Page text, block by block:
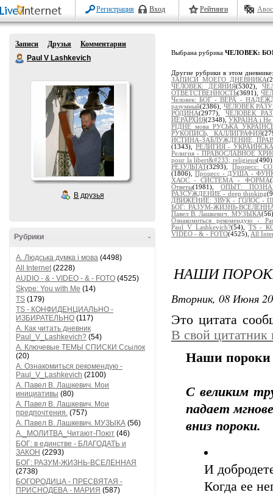
Регистрация Вход Рейтинги
Записи Друзья
Комментарии
Paul V Lashkevich
В друзья
-
Рубрики
A. Людська думка і мова (4498)
All Internet(2228)
AUDIO - & - VIDEO - & - FOTO (4525)
Skype: You with Me (14)
TS (179)
TS - КОНФИДЕНЦИАЛЬНО -
ИЗБИРАТЕЛЬНО (117)
А. Как читать дневник
Paul_V_Lashkevich? (54)
А. Ключевые ТЕМЫ СПИСКИ Ссылок
(20)
А. Ознакомиться рекомендую -
Paul_V_Lashkevich (2100)
А. Павел В. Лашкевич. Мои
инициативы (80)
А. Павел В. Лашкевич. Мои
предпочтения. (757)
А. Павел В. Лашкевич. МУЗЫКА (56)
А._МОЛИТВА_Читают-Поют (46)
БОГ: в единстве - БЛАГОДАТЬ и
ЗАКОН (2293)
БОГ: РАЗУМ-ЖИЗНЬ-ВСЕЛЕННАЯ
(2738)
БОГОРОДИЦА - ПРЕСВЯТАЯ -
ПРИСНОДЕВА - МАРИЯ (587)
Выбрана рубрика ЧЕЛОВЕК:
Другие рубрики в этом
ЗАПИСИ МОЕГО ДНЕВНИКА
ЧЕЛОВЕК: ДЕЯНИЯ(5302),
ОТВЕТСТВЕННОСТЬ(3691),
Человек: БОГ - ВЕРА -
разумный(2386), ЧЕЛОВЕК
РОДИНА(2977), ЧЕЛОВЕК
ИЕРАРХИЯ(2348), УКРАЇНА і Не
РІДНЕ мова РУСЬКА
РУКОПИСЬ, КАЛЛИГРАФИЯ
ИСТИНА-ЗАБЛУЖДЕНИЕ,
(1343), РЕЛИГИЯ -
Религия - ПРАВОСЛАВНОЕ
pour la libert&#233; religieus
РЕЗУЛЬТАТ(3293), Процесс:
(1806), Процесс - ДУША -
ХАОС - СИСТЕМА - ФОРМА
Ответы(1981), ОПЫТ:
РАЗСУЖДЕНИЕ - deep thinking
ДВИЖЕНИЕ: ЗВУК - ГОЛОС -
БОГ: РАЗУМ-ЖИЗНЬ-
Павел В. Лашкевич. МУЗЫКА
Ознакомиться рекомендую -
Paul_V_Lashkevich?(54), TS -
VIDEO - & - FOTO(4525), All
НАШИ
Вторник, 08 Июня
Это цитата
В свой цитатник
Наши пороки
С великим
падает
вниз пороки.
И
Когда ее